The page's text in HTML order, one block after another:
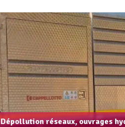
Dépollution réseaux, ouvrages